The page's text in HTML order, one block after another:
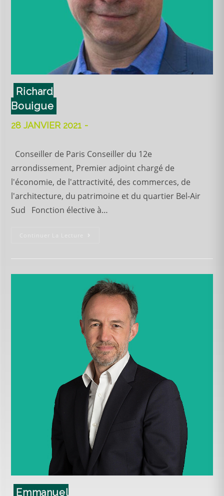
Richard
Bouigue
28 JANVIER 2021
Conseiller de Paris Conseiller du 12e
arrondissement, Premier adjoint chargé de
l'économie, de l'attractivité, des commerces, de
l'architecture, du patrimoine et du quartier Bel-Air
Sud Fonction élective à…
Emmanuel